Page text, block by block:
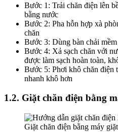
Bước 1: Trải chăn điện lên
bằng nước
Bước 2: Pha hỗn hợp xà
chăn
Bước 3: Dùng bàn chải
Bước 4: Xả sạch chăn với
được làm sạch hoàn toàn,
Bước 5: Phơi khô chăn điện
nhanh khô hơn
1.2. Giặt chăn điện bằng
Giặt chăn điện bằng máy giặt